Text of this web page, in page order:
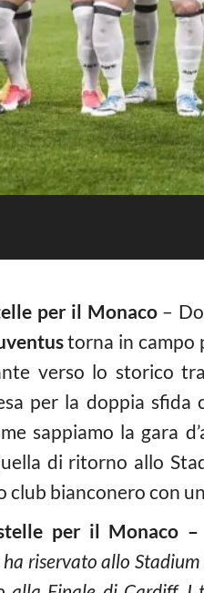
per il Monaco–
torna in campo
verso lo storico
per la doppia sfida
sappiamo la gara
di ritorno allo
club bianconero con
per il Monaco –
riservato allo